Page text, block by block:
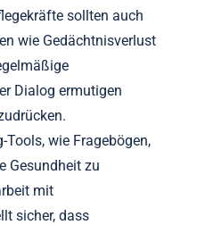
sollten auch
wie Gedächtnisverlust
Dialog ermutigen
Tools, wie Fragebögen,
Gesundheit zu
mit
sicher, dass